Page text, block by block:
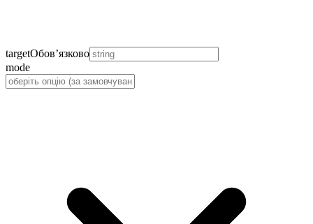
targetОбов’язково
mode